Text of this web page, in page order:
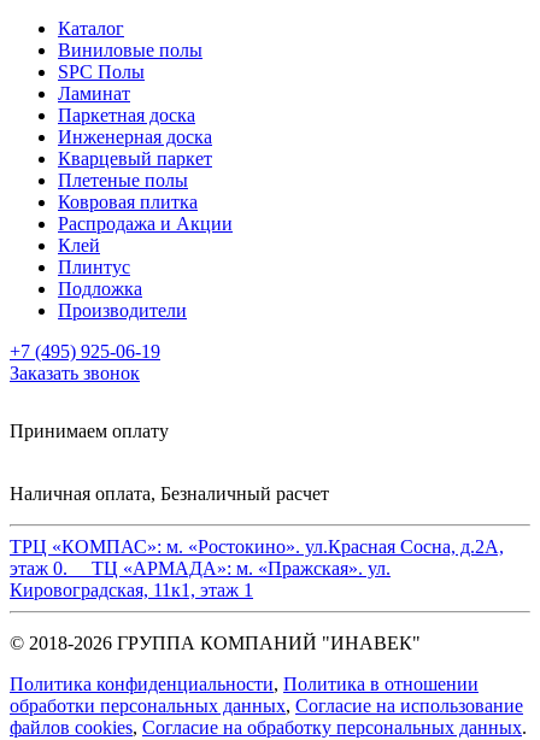
Каталог
Виниловые полы
SPC Полы
Ламинат
Паркетная доска
Инженерная доска
Кварцевый паркет
Плетеные полы
Ковровая плитка
Распродажа и Акции
Клей
Плинтус
Подложка
Производители
+7 (495) 925-06-19
Заказать звонок
Принимаем оплату
Наличная оплата, Безналичный расчет
ТРЦ «КОМПАС»: м. «Ростокино». ул.Красная Сосна, д.2А,
этаж 0. ТЦ «АРМАДА»: м. «Пражская». ул.
Кировоградская, 11к1, этаж 1
© 2018-2026 ГРУППА КОМПАНИЙ "ИНАВЕК"
Политика конфиденциальности, Политика в отношении
обработки персональных данных, Cогласие на использование
файлов cookies, Согласие на обработку персональных данных.